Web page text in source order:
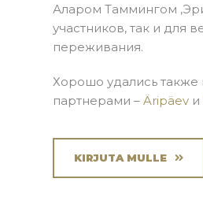
Аларом Таммингом
участников, так и для
переживания.
Хорошо удались
партнерами – Äripäev и
KIRJUTA MULLE